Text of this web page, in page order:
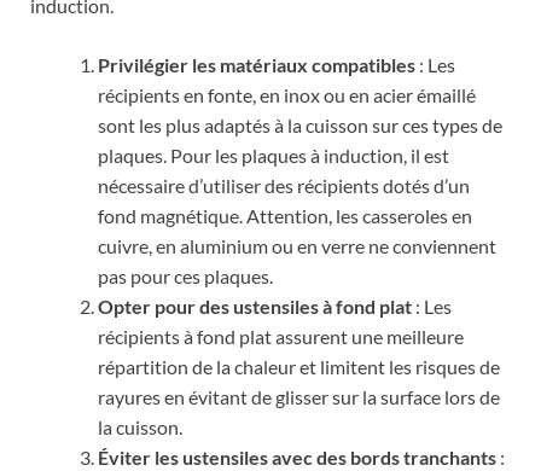
induction.
Privilégier les matériaux compatibles : Les
récipients en fonte, en inox ou en acier émaillé
sont les plus adaptés à la cuisson sur ces types de
plaques. Pour les plaques à induction, il est
nécessaire d’utiliser des récipients dotés d’un
fond magnétique. Attention, les casseroles en
cuivre, en aluminium ou en verre ne conviennent
pas pour ces plaques.
Opter pour des ustensiles à fond plat : Les
récipients à fond plat assurent une meilleure
répartition de la chaleur et limitent les risques de
rayures en évitant de glisser sur la surface lors de
la cuisson.
Éviter les ustensiles avec des bords tranchants :